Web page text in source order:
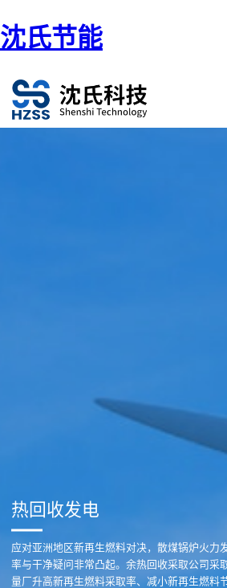
沈氏节能
热回收发电
应对亚洲地区新再生燃料对决，散煤锅炉火力
率与干净疑问非常凸起。余热回收采取公司采
量厂升高新再生燃料采取率、减小新再生燃料